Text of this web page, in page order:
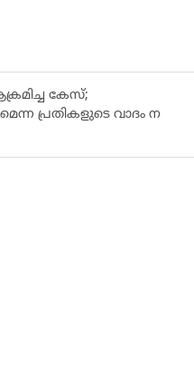
കേസ്;
പ്രതികളുടെ വാദം ന